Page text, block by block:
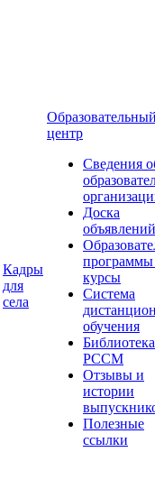
Кадры
для
села
центр
Сведения
Доска
объявлений
курсы
Система
обучения
Библиотека
РССМ
Отзывы и
истории
Полезные
ссылки